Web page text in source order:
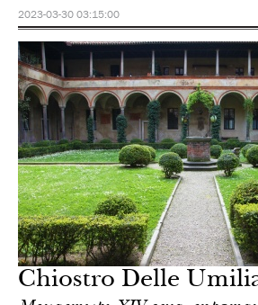
2023-03-30 03:15:00
Chiostro Delle